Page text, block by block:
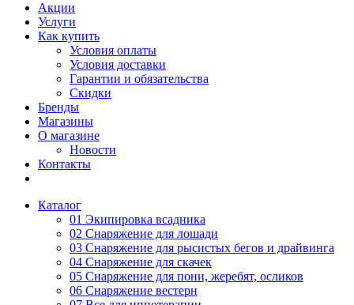
Акции
Услуги
Как купить
Условия оплаты
Условия доставки
Гарантии и обязательства
Скидки
Бренды
Магазины
О магазине
Новости
Контакты
Каталог
01 Экипировка всадника
02 Снаряжение для лошади
03 Снаряжение для рысистых бегов и драйвинга
04 Снаряжение для скачек
05 Снаряжение для пони, жеребят, осликов
06 Снаряжение вестерн